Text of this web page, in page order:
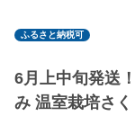
ふるさと納税可
6月上中旬発送
み 温室栽培さ